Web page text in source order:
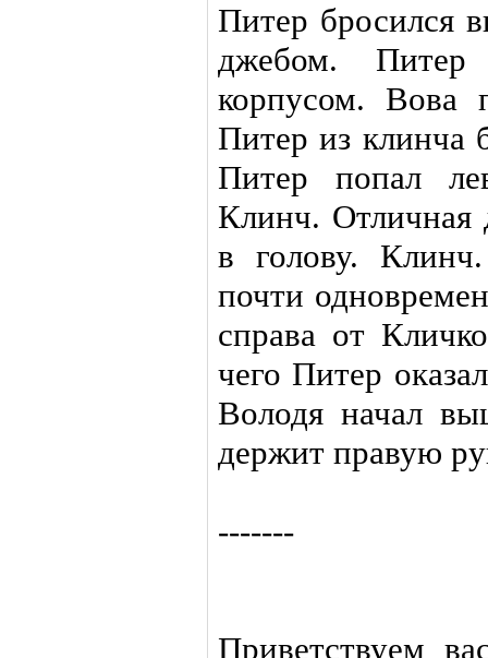
Питер бросился
джебом. Питер
корпусом. Вова
Питер из клинча
Питер попал
Клинч. Отличная
в голову.
почти
справа от
чего Питер
Володя начал
держит правую
-------
Приветствуем